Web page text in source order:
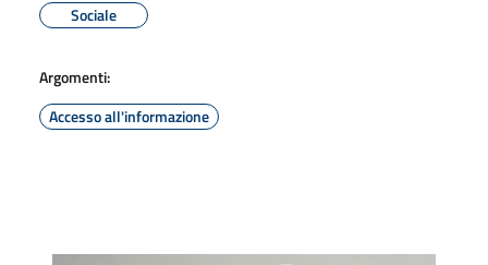
Sociale
Argomenti:
Accesso all'informazione